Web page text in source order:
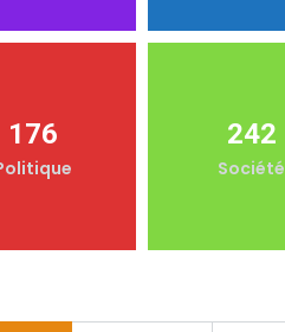
176 242
Société